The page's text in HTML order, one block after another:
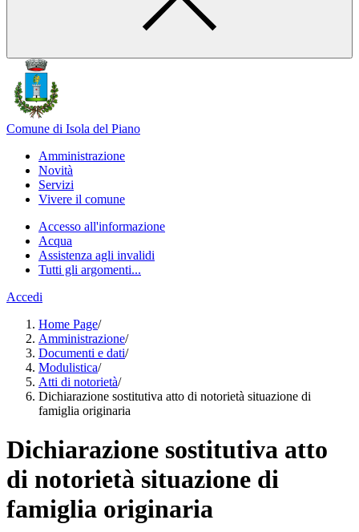
Comune di Isola del Piano
Amministrazione
Novità
Servizi
Vivere il comune
Accesso all'informazione
Acqua
Assistenza agli invalidi
Tutti gli argomenti...
Accedi
Home Page/
Amministrazione/
Documenti e dati/
Modulistica/
Atti di notorietà/
Dichiarazione sostitutiva atto di notorietà situazione di
famiglia originaria
Dichiarazione sostitutiva atto
di notorietà situazione di
famiglia originaria